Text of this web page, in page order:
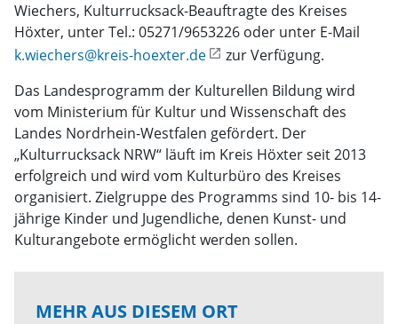
Wiechers, Kulturrucksack-Beauftragte des Kreises
Höxter, unter Tel.: 05271/9653226 oder unter E-Mail
k.wiechers@kreis-hoexter.de
zur Verfügung.
Das Landesprogramm der Kulturellen Bildung wird
vom Ministerium für Kultur und Wissenschaft des
Landes Nordrhein-Westfalen gefördert. Der
„Kulturrucksack NRW“ läuft im Kreis Höxter seit 2013
erfolgreich und wird vom Kulturbüro des Kreises
organisiert. Zielgruppe des Programms sind 10- bis 14-
jährige Kinder und Jugendliche, denen Kunst- und
Kulturangebote ermöglicht werden sollen.
MEHR AUS DIESEM ORT